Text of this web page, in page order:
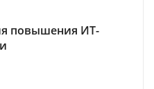
повышения ИТ-